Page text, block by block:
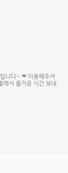
니다~ ❤ 이용해주셔
에서 즐거운 시간 보내